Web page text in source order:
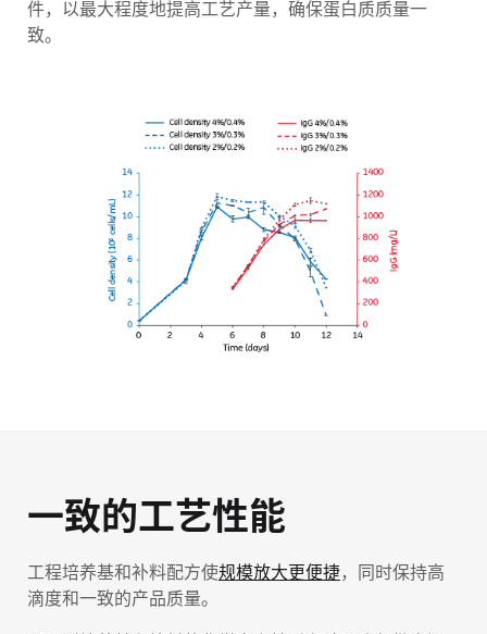
件，以最大程度地提高工艺产量，确保蛋白质质量一
致。
一致的工艺性能
工程培养基和补料配方使规模放大更便捷，同时保持高
滴度和一致的产品质量。